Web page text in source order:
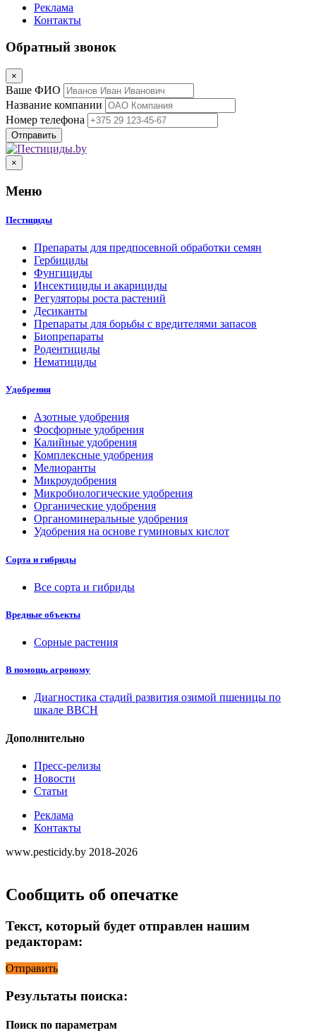
Реклама
Контакты
Обратный звонок
×
Ваше ФИО
Название компании
Номер телефона
×
Меню
Пестициды
Препараты для предпосевной обработки семян
Гербициды
Фунгициды
Инсектициды и акарициды
Регуляторы роста растений
Десиканты
Препараты для борьбы с вредителями запасов
Биопрепараты
Родентициды
Нематициды
Удобрения
Азотные удобрения
Фосфорные удобрения
Калийные удобрения
Комплексные удобрения
Мелиоранты
Микроудобрения
Микробиологические удобрения
Органические удобрения
Органоминеральные удобрения
Удобрения на основе гуминовых кислот
Сорта и гибриды
Все сорта и гибриды
Вредные объекты
Сорные растения
В помощь агроному
Диагностика стадий развития озимой пшеницы по
шкале ВВСН
Дополнительно
Пресс-релизы
Новости
Статьи
Реклама
Контакты
www.pesticidy.by 2018-2026
Сообщить об опечатке
Текст, который будет отправлен нашим
редакторам:
Отправить
Результаты поиска:
Поиск по параметрам